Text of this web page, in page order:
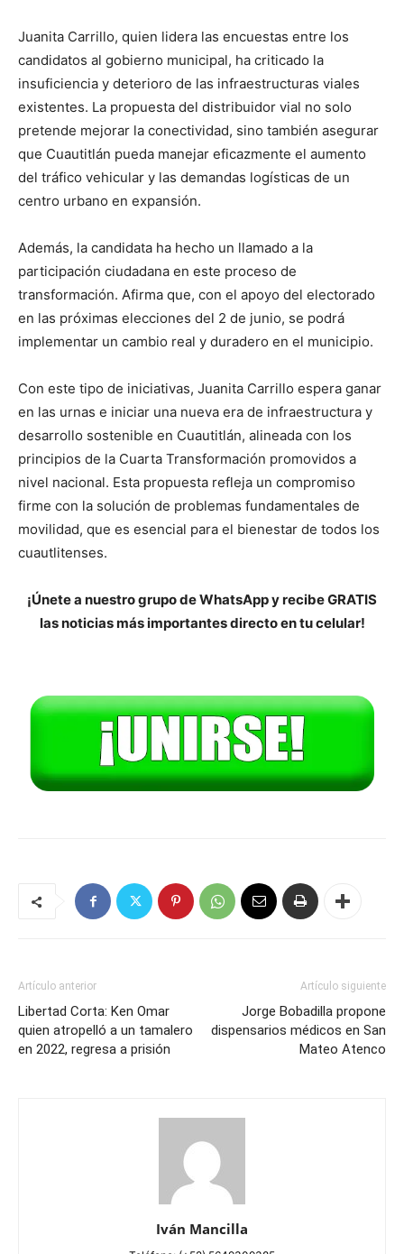
Juanita Carrillo, quien lidera las encuestas entre los
candidatos al gobierno municipal, ha criticado la
insuficiencia y deterioro de las infraestructuras viales
existentes. La propuesta del distribuidor vial no solo
pretende mejorar la conectividad, sino también asegurar
que Cuautitlán pueda manejar eficazmente el aumento
del tráfico vehicular y las demandas logísticas de un
centro urbano en expansión.
Además, la candidata ha hecho un llamado a la
participación ciudadana en este proceso de
transformación. Afirma que, con el apoyo del electorado
en las próximas elecciones del 2 de junio, se podrá
implementar un cambio real y duradero en el municipio.
Con este tipo de iniciativas, Juanita Carrillo espera ganar
en las urnas e iniciar una nueva era de infraestructura y
desarrollo sostenible en Cuautitlán, alineada con los
principios de la Cuarta Transformación promovidos a
nivel nacional. Esta propuesta refleja un compromiso
firme con la solución de problemas fundamentales de
movilidad, que es esencial para el bienestar de todos los
cuautlitenses.
¡Únete a nuestro grupo de WhatsApp y recibe GRATIS
las noticias más importantes directo en tu celular!
Artículo anterior
Libertad Corta: Ken Omar
quien atropelló a un tamalero
en 2022, regresa a prisión
Artículo siguiente
Jorge Bobadilla propone
dispensarios médicos en San
Mateo Atenco
Iván Mancilla